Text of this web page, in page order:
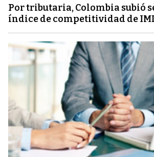
Por tributaria, Colombia subió
índice de competitividad de